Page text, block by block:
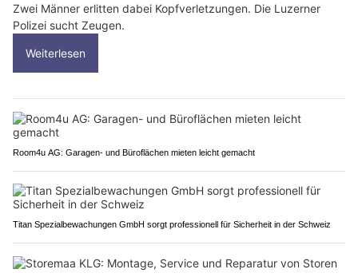
Zwei Männer erlitten dabei Kopfverletzungen. Die Luzerner
Polizei sucht Zeugen.
Weiterlesen
Room4u AG: Garagen- und Büroflächen mieten leicht gemacht
Titan Spezialbewachungen GmbH sorgt professionell für Sicherheit in der Schweiz